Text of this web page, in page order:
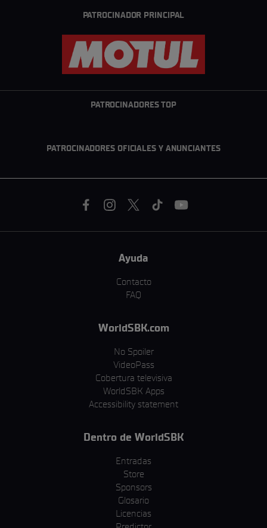
PATROCINADOR PRINCIPAL
PATROCINADORES TOP
PATROCINADORES OFICIALES Y ANUNCIANTES
Ayuda
Contacto
FAQ
WorldSBK.com
No Spoiler
VideoPass
Cobertura televisiva
WorldSBK Apps
Accessibility statement
Dentro de WorldSBK
Entradas
Store
Sponsors
Glosario
Licencias